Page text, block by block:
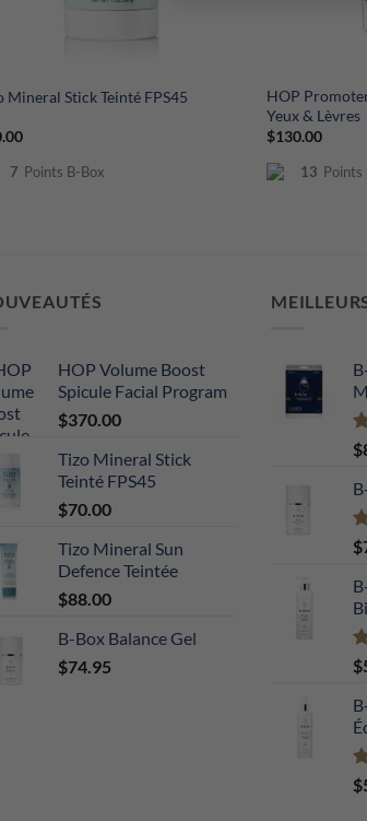
Mineral Stick Teinté FPS45
7 Points B-Box
HOP
Yeux & Lèvres
$130.00
13 Points
HOP Volume Boost
Spicule Facial Program
$370.00
Tizo Mineral Stick
Teinté FPS45
$70.00
Tizo Mineral Sun
Defence Teintée
$88.00
B-Box Balance Gel
$74.95
$
$
$
$